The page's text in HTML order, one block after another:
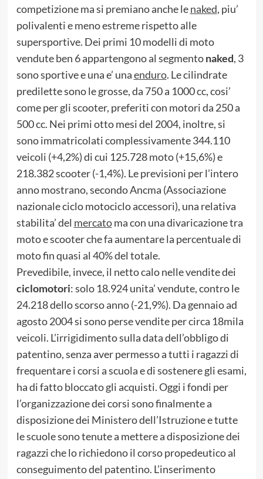
competizione ma si premiano anche lenaked, piu’
polivalenti e meno estreme rispetto alle
supersportive. Dei primi 10 modelli di moto
vendute ben 6 appartengono al segmentonaked, 3
sono sportive e una e’ unaenduro. Le cilindrate
predilette sono le grosse, da 750 a 1000 cc, cosi’
come per gli scooter, preferiti con motori da 250 a
500 cc. Nei primi otto mesi del 2004, inoltre, si
sono immatricolati complessivamente 344.110
veicoli (+4,2%) di cui 125.728 moto (+15,6%) e
218.382 scooter (-1,4%). Le previsioni per l’intero
anno mostrano, secondo Ancma (Associazione
nazionale ciclo motociclo accessori), una relativa
stabilita’ del mercatoma con una divaricazione tra
moto e scooter che fa aumentare la percentuale di
moto fin quasi al 40% del totale.
Prevedibile, invece, il netto calo nelle vendite dei
ciclomotori: solo 18.924 unita’ vendute, contro le
24.218 dello scorso anno (-21,9%). Da gennaio ad
agosto 2004 si sono perse vendite per circa 18mila
veicoli. L’irrigidimento sulla data dell’obbligo di
patentino, senza aver permesso a tutti i ragazzi di
frequentare i corsi a scuola e di sostenere gli esami,
ha di fatto bloccato gli acquisti. Oggi i fondi per
l’organizzazione dei corsi sono finalmente a
disposizione dei Ministero dell’Istruzione e tutte
le scuole sono tenute a mettere a disposizione dei
ragazzi che lo richiedono il corso propedeutico al
conseguimento del patentino. L’inserimento